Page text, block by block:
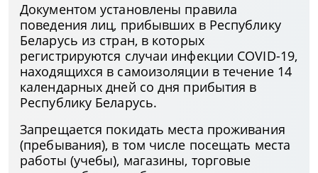
Документом установлены правила
поведения лиц, прибывших в Республику
Беларусь из стран, в которых
регистрируются случаи инфекции COVID-19,
находящихся в самоизоляции в течение 14
календарных дней со дня прибытия в
Республику Беларусь.
Запрещается покидать места проживания
(пребывания), в том числе посещать места
работы (учебы), магазины, торговые